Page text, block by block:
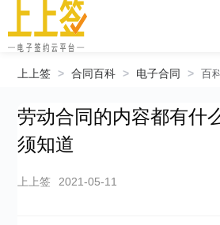
上上签 > 合同百科 > 电子合同 > 百
劳动合同的内容都有什
须知道
上上签 2021-05-11